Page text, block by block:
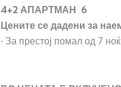
4+2 АПАРТМАН 6
Цените се дадени за
• За престој помал од 7